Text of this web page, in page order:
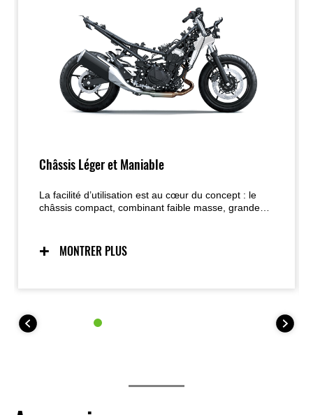
Châssis Léger et Maniable
La facilité d’utilisation est au cœur du concept : le
châssis compact, combinant faible masse, grande
en facilitant les manœuvres à basse vitesse et au
stationnement.
MONTRER PLUS